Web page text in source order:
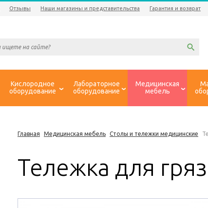
Отзывы Наши магазины и представительства Гарантия и возврат
Кислородное
оборудование
Лабораторное
оборудование
Медицинская
мебель
Главная Медицинская мебель Столы и тележки медицинские
Тележка для